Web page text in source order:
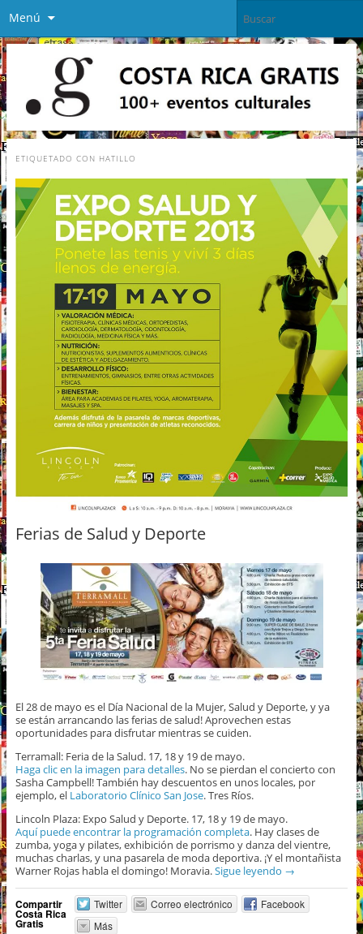
Menú
ETIQUETADO CON HATILLO
Ferias de Salud y Deporte
El 28 de mayo es el Día Nacional de la Mujer, Salud y Deporte, y ya
se están arrancando las ferias de salud! Aprovechen estas
oportunidades para disfrutar mientras se cuiden.
Terramall: Feria de la Salud. 17, 18 y 19 de mayo.
Haga clic en la imagen para detalles. No se pierdan el concierto con
Sasha Campbell! También hay descuentos en unos locales, por
ejemplo, el Laboratorio Clínico San Jose. Tres Ríos.
Lincoln Plaza: Expo Salud y Deporte. 17, 18 y 19 de mayo.
Aquí puede encontrar la programación completa. Hay clases de
zumba, yoga y pilates, exhibición de porrismo y danza del vientre,
muchas charlas, y una pasarela de moda deportiva. ¡Y el montañista
Warner Rojas habla el domingo! Moravia.Sigue leyendo →
Compartir
Costa Rica
Gratis
Twitter Correo electrónico
Facebook
Más